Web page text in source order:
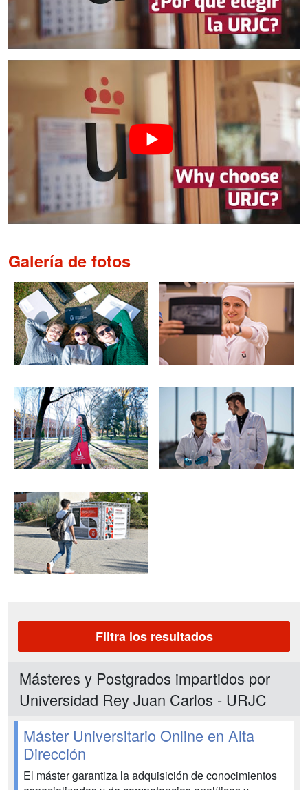
Galería de fotos
Filtra los resultados
Másteres y Postgrados impartidos por
Universidad Rey Juan Carlos - URJC
Máster Universitario Online en Alta
Dirección
El máster garantiza la adquisición de conocimientos